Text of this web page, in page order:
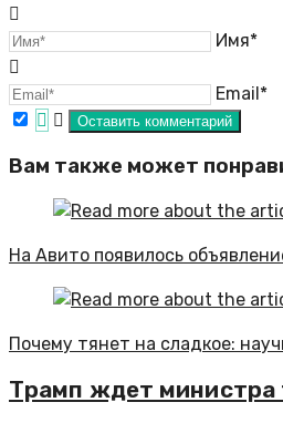
Имя*
Email*
Вам также может
На Авито появилось
Почему тянет на сладкое:
Трамп ждет министра